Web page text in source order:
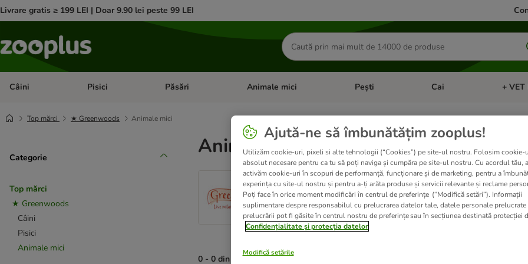
Livrare gratis ≥ 199 LEI | Doar 9.90 lei peste 99 LEI
Căutare
produse
Câini Deschideți meniul cu categorii: Câini
Pisici Deschideți meniul cu categorii: Pisici
Păsări Deschideți meniul cu categorii: Păsări
Animale mici Deschideți meniul cu categorii: Animale mici
Pești Deschideți meniul cu
Cai +
Top mărci ★ Greenwoods Animale mici
Categorie
Top mărci
★ Greenwoods
Câini
Pisici
Animale mici
Animale mici
Hrana Greenwoods pentru animale mici este special concepută
substanțele nutritive și vitaminele necesare pentru o hrănire
0 - 0 din 0 rezultate
Ajută-ne să îmbunătățim zooplus!
Utilizăm cookie-uri, pixeli si alte tehnologii (“Cookies”) pe site-ul nostru. Folosim cookie-
absolut necesare pentru ca tu să poți naviga și cumpăra pe site-ul nostru. Cu acordul tău,
activăm cookie-uri în scopuri de performanță, funcționare și de marketing, pentru a
experința cu site-ul nostru și pentru a-ți arăta produse și servicii relevante și reclame
Poți face în orice moment modificări în centrul de preferințe (“Modifică setări”). Informații
suplimentare despre responsabilul cu prelucrarea datelor tale, datele personale
prelucrării pot fi găsite în centrul nostru de preferințe sau în secțiunea destinată protecției
Confidențialitate și protecția datelor
Modifică setările